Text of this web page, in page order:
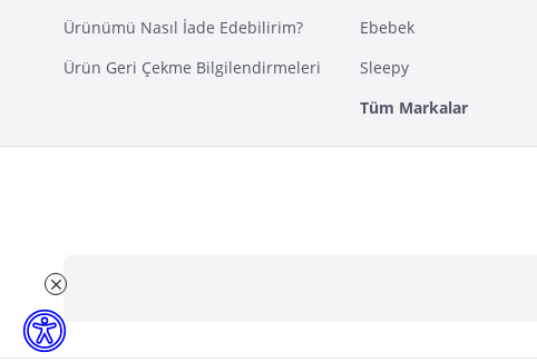
Ürünümü Nasıl İade Edebilirim?
Ürün Geri Çekme Bilgilendirmeleri
Ebebek
Sleepy
Tüm Markalar